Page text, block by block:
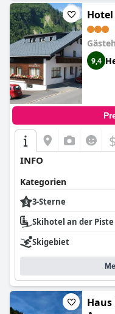
9,4
INFO
Kategorien
3-Sterne
Skihotel an der Piste
Skigebiet